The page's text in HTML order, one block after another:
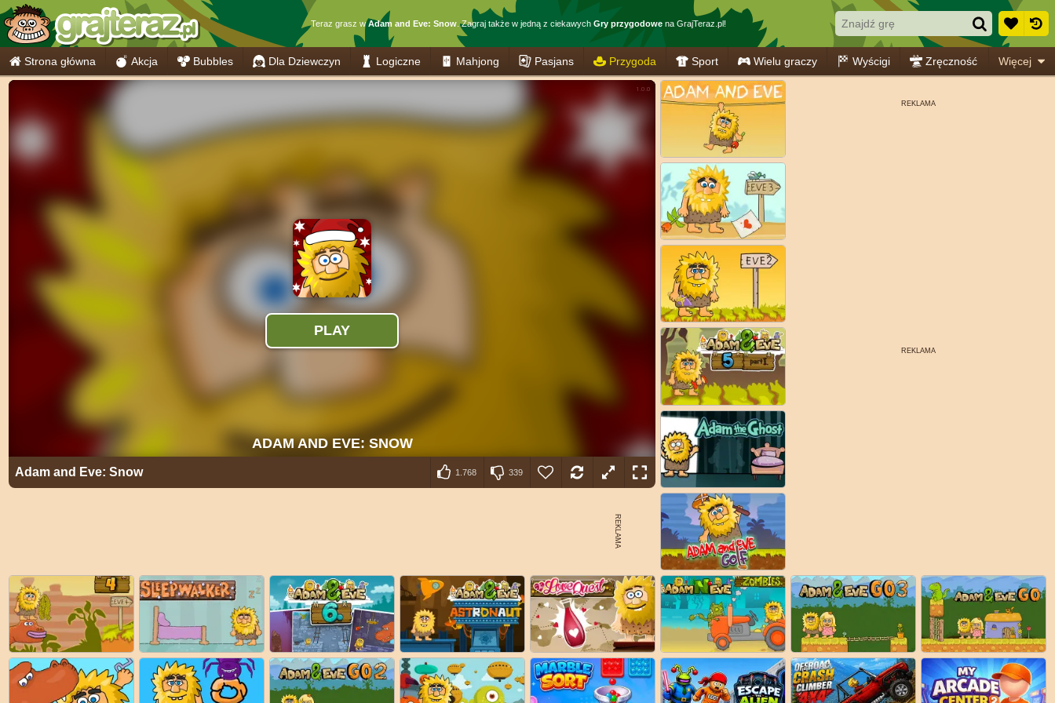
Teraz grasz wAdam and Eve: Snow . Zagraj także w jedną z ciekawych Gry przygodowe na GrajTeraz.pl!
Strona główna Akcja Bubbles Dla Dziewczyn Logiczne Mahjong Pasjans Przygoda Sport Wielu graczy Wyścigi Zręczność Więcej
Adam and Eve: Snow 1.768 339